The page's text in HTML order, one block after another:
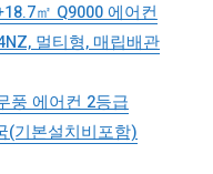
㎡ Q9000 에어컨
멀티형, 매립배관
풍 에어컨 2등급
(기본설치비포함)